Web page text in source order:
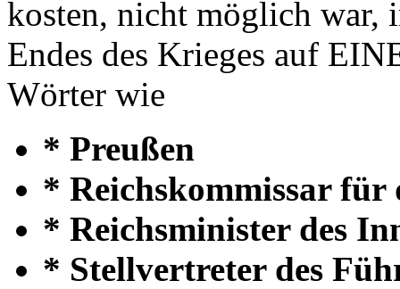
kosten, nicht möglich war,
Endes des Krieges auf
Wörter wie
* Preußen
* Reichskommissar für
* Reichsminister des
* Stellvertreter des